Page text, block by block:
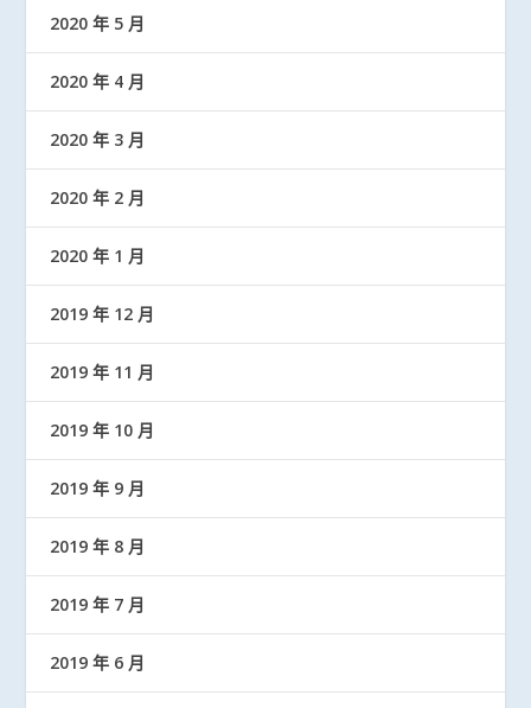
2020 年 5 月
2020 年 4 月
2020 年 3 月
2020 年 2 月
2020 年 1 月
2019 年 12 月
2019 年 11 月
2019 年 10 月
2019 年 9 月
2019 年 8 月
2019 年 7 月
2019 年 6 月